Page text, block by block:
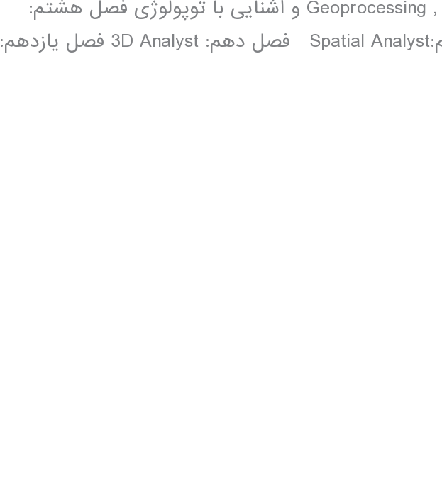
هفتم:Geoprocessing , Georeferencing و آشنایی با توپولوژی فصل هشتم:
ابزار ArcScan فصل نهم:Spatial Analyst فصل دهم: 3D Analyst فصل یازدهم: